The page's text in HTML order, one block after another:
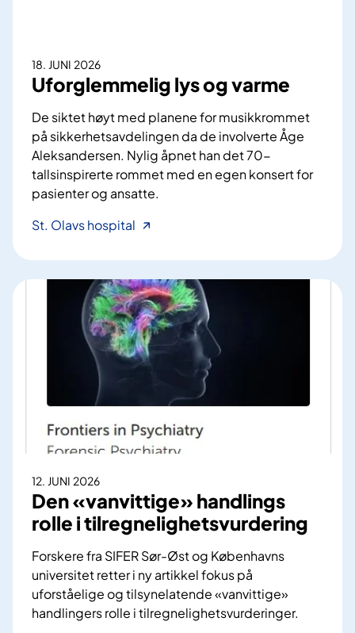
t
i
s
k
e
»
g
m
i
l
j
ø
e
i
Å
r
s
e
t
h
e
l
h
e
t
l
g
b
s
e
i
n
o
r
s
k
18. JUNI 2026
Uforglemmelig lys og varme
De siktet høyt med planene for musikkrommet
på sikkerhetsavdelingen da de involverte Åge
Aleksandersen. Nylig åpnet han det 70-
tallsinspirerte rommet med en egen konsert for
pasienter og ansatte.
St. Olavs hospital U
o
r
g
l
e
m
i
g
s
o
g
v
a
r
m
12. JUNI 2026
Den «vanvittige» handlings
rolle i tilregnelighetsvurdering
Forskere fra SIFER Sør-Øst og Københavns
universitet retter i ny artikkel fokus på
uforståelige og tilsynelatende «vanvittige»
handlingers rolle i tilregnelighetsvurderinger.